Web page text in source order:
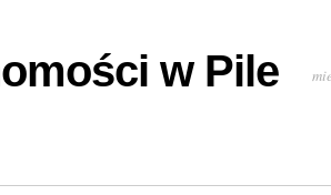
w Pile